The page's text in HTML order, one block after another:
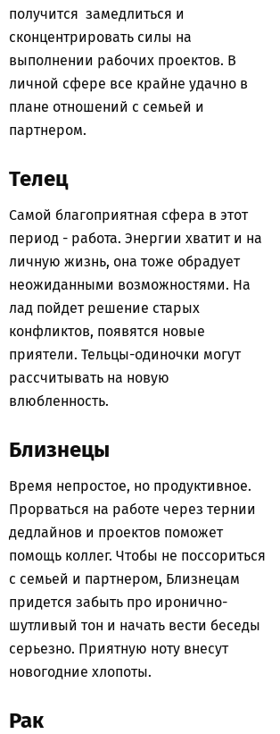
получится замедлиться и
сконцентрировать силы на
выполнении рабочих проектов. В
личной сфере все крайне удачно в
плане отношений с семьей и
партнером.
Телец
Самой благоприятная сфера в этот
период - работа. Энергии хватит и на
личную жизнь, она тоже обрадует
неожиданными возможностями. На
лад пойдет решение старых
конфликтов, появятся новые
приятели. Тельцы-одиночки могут
рассчитывать на новую
влюбленность.
Близнецы
Время непростое, но продуктивное.
Прорваться на работе через тернии
дедлайнов и проектов поможет
помощь коллег. Чтобы не поссориться
с семьей и партнером, Близнецам
придется забыть про иронично-
шутливый тон и начать вести беседы
серьезно. Приятную ноту внесут
новогодние хлопоты.
Рак